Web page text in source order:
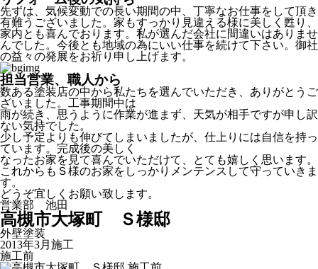
先ずは、気候変動での長い期間の中、丁寧なお仕事をして頂き
有難うございました。家もすっかり見違える様に美しく甦り、
家内とも喜んでおります。私が選んだ会社に間違いはありませ
んでした。今後とも地域の為にいい仕事を続けて下さい。御社
の益々の発展をお祈り申し上げます。
担当営業、職人から
数ある塗装店の中から私たちを選んでいただき、ありがとうご
ざいました。工事期間中は
雨が続き、思うように作業が進まず、天気が相手ですが申し訳
ない気持でした。
少し予定よりも伸びてしまいましたが、仕上りには自信を持っ
ています。完成後の美しく
なったお家を見て喜んでいただけて、とても嬉しく思います。
これからもＳ様のお家をしっかりメンテンスして守っていきま
す。
どうぞ宜しくお願い致します。
営業部 池田
高槻市大塚町 Ｓ様邸
外壁塗装
2013年3月施工
施工前